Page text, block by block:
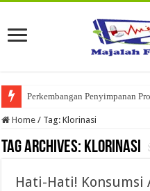
Perkembangan Penyimpanan
Home / Tag:Klorinasi
Tag Archives: Klorinasi
Hati-Hati! Konsumsi